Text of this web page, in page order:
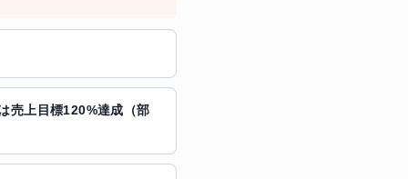
売上目標120%達成（部